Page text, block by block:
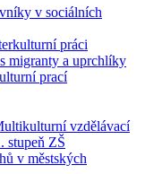
v sociálních
práci
migranty a uprchlíky
prací
vzdělávací
stupeň ZŠ
v městských